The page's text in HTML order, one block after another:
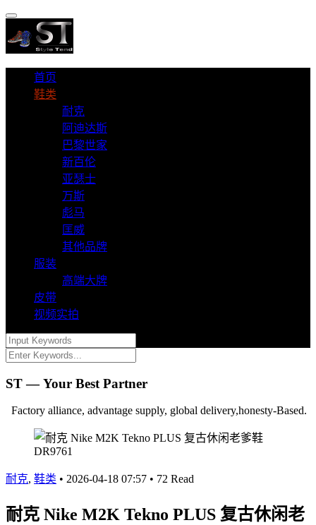
首页
鞋类
耐克
阿迪达斯
巴黎世家
新百伦
亚瑟士
万斯
彪马
匡威
其他品牌
服装
高端大牌
皮带
视频实拍
ST — Your Best Partner
Factory alliance, advantage supply, global delivery,honesty-Based.
耐克, 鞋类 • 2026-04-18 07:57 • 72 Read
耐克 Nike M2K Tekno PLUS 复古休闲老